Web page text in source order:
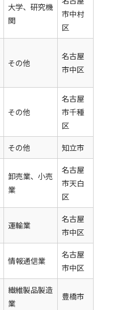
大学、研究機
関
市中村
区
その他
名古屋
市中区
その他
名古屋
市千種
区
その他 知立市
卸売業、小売
業
名古屋
市天白
区
運輸業
名古屋
市中区
情報通信業
名古屋
市中区
繊維製品製造
業
豊橋市